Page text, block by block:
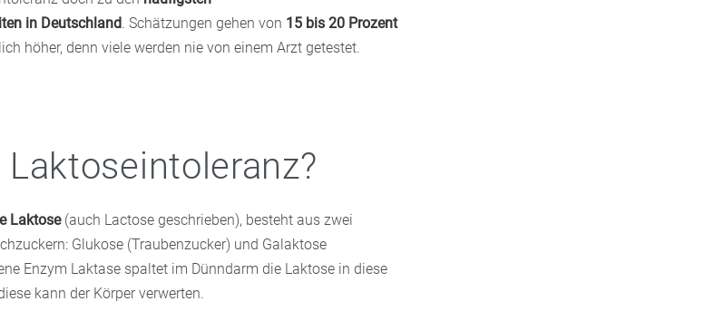
in Deutschland. Schätzungen gehen von 15 bis 20 Prozent
höher, denn viele werden nie von einem Arzt getestet.
Laktose (auch Lactose geschrieben), besteht aus zwei
Glukose (Traubenzucker) und Galaktose
Enzym Laktase spaltet im Dünndarm die Laktose in diese
kann der Körper verwerten.